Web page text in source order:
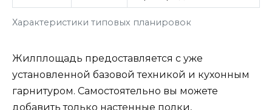
Характеристики типовых планировок
Жилплощадь предоставляется с уже
установленной базовой техникой и кухонным
гарнитуром. Самостоятельно вы можете
добавить только настенные полки,